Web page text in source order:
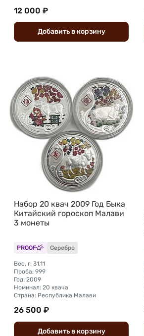
12 000 ₽
Добавить вкорзину
Набор 20 квач 2009 Год Быка
Китайский гороскоп Малави
3 монеты
PROOF Серебро
Вес, г: 31,11
Проба: 999
Год: 2009
Номинал: 20 квача
Страна: Республика Малави
26 500 ₽
Добавить вкорзину